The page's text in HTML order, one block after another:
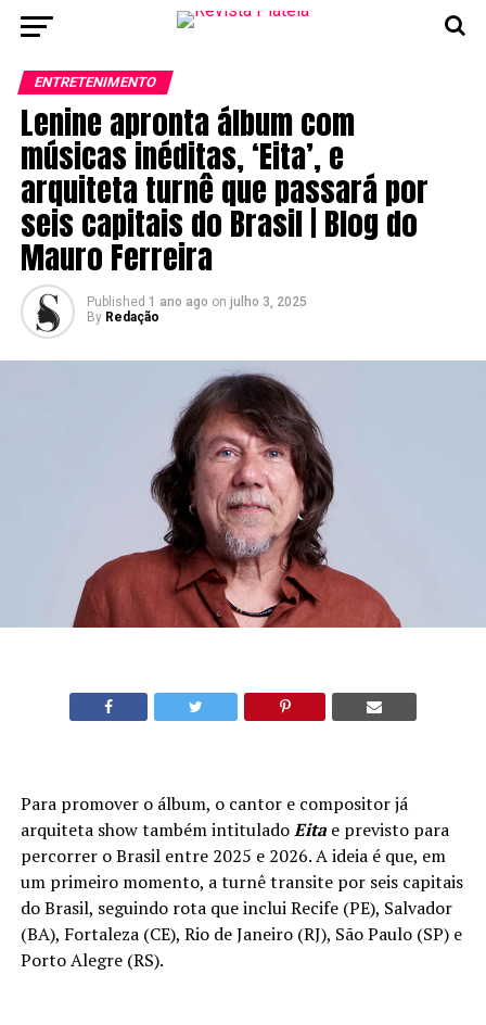
ENTRETENIMENTO
Lenine apronta álbum com
músicas inéditas, ‘Eita’, e
arquiteta turnê que passará por
seis capitais do Brasil | Blog do
Mauro Ferreira
Published 1 ano ago on julho 3, 2025
By Redação
Para promover o álbum, o cantor e compositor já
arquiteta show também intituladoEitae previsto para
percorrer o Brasil entre 2025 e 2026. A ideia é que, em
um primeiro momento, a turnê transite por seis capitais
do Brasil, seguindo rota que inclui Recife (PE), Salvador
(BA), Fortaleza (CE), Rio de Janeiro (RJ), São Paulo (SP) e
Porto Alegre (RS).